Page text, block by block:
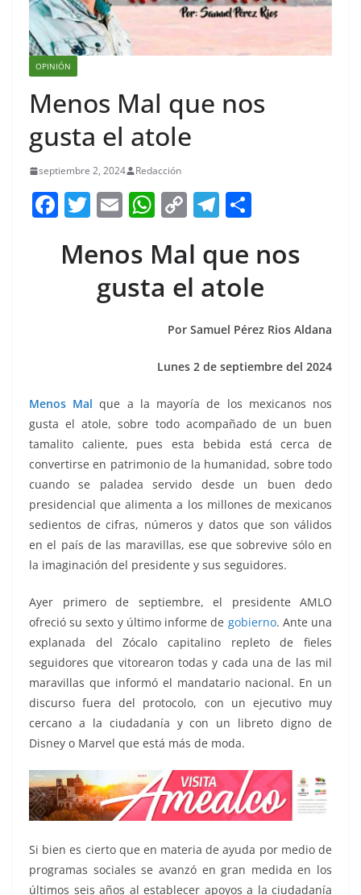
OPINIÓN
Menos Mal que nos
gusta el atole
septiembre 2, 2024 Redacción
F
c
T
itt
er
E
ai
l
W
at
s
A
p
p
C
p
y
Li
n
k
T
e
gr
a
m
ar
e
Menos Mal que nos
gusta el atole
Por Samuel Pérez Rios Aldana
Lunes 2 de septiembre del 2024
Menos Mal que a la mayoría de los mexicanos nos
gusta el atole, sobre todo acompañado de un buen
tamalito caliente, pues esta bebida está cerca de
convertirse en patrimonio de la humanidad, sobre todo
cuando se paladea servido desde un buen dedo
presidencial que alimenta a los millones de mexicanos
sedientos de cifras, números y datos que son válidos
en el país de las maravillas, ese que sobrevive sólo en
la imaginación del presidente y sus seguidores.
Ayer primero de septiembre, el presidente AMLO
ofreció su sexto y último informe de gobierno. Ante una
explanada del Zócalo capitalino repleto de fieles
seguidores que vitorearon todas y cada una de las mil
maravillas que informó el mandatario nacional. En un
discurso fuera del protocolo, con un ejecutivo muy
cercano a la ciudadanía y con un libreto digno de
Disney o Marvel que está más de moda.
Si bien es cierto que en materia de ayuda por medio de
programas sociales se avanzó en gran medida en los
últimos seis años al establecer apoyos a la ciudadanía